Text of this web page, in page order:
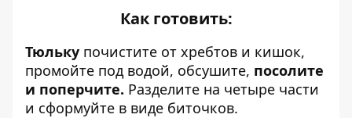
Как готовить:
Тюльку почистите от хребтов и кишок,
промойте под водой, обсушите, посолите
и поперчите. Разделите на четыре части
и сформуйте в виде биточков.